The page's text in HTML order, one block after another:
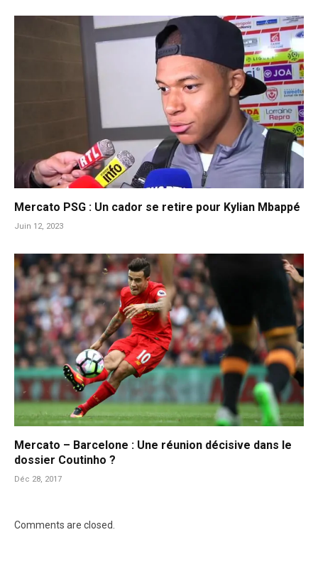
Mercato PSG : Un cador se retire pour Kylian Mbappé
Juin 12, 2023
Mercato – Barcelone : Une réunion décisive dans le
dossier Coutinho ?
Déc 28, 2017
Comments are closed.